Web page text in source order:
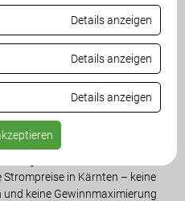
Details anzeigen
Details anzeigen
Details anzeigen
für die
Kelag-Management, dass erst
eine Rückerstattung
der Kelag und hätte schon
sorgen können. „Stattdessen
bei den Kelag-
Menschen und
in Kärnten – keine
keine Gewinnmaximierung